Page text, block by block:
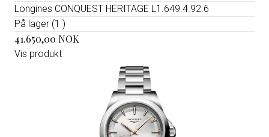
Longines CONQUEST HERITAGE L1.649.4.92.6
På lager (1 )
41.650,00 NOK
Vis produkt